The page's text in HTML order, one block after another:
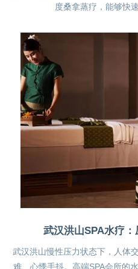
度桑拿蒸疗，能够快
武汉洪山SPA水疗
武汉洪山慢性压力状态下，人体
难、心悸手抖。高端SPA会所的